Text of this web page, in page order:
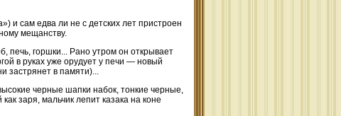
и сам едва ли не с детских лет пристроен
мещанству.
печь, горшки... Рано утром он открывает
в руках уже орудует у печи — новый
застрянет в памяти)...
черные шапки набок, тонкие черные,
заря, мальчик лепит казака на коне